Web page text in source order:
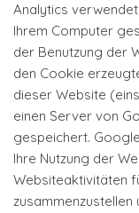
Analytics
Ihrem Computer
der Benutzung der
den Cookie
dieser Website
einen Server von
gespeichert.
Ihre Nutzung der
Websiteaktivitäten